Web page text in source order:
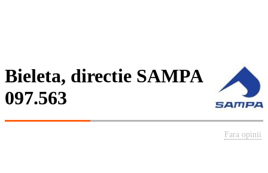
Bieleta, directie SAMPA
097.563
Fara opinii